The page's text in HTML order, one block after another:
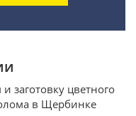
заготовку цветного
в Щербинке